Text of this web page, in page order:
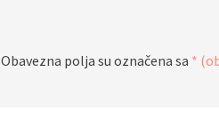
Obavezna polja su označena sa *